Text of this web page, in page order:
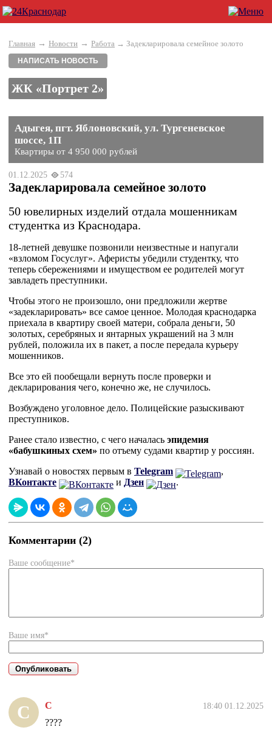
Главная → Новости → Работа → Задекларировала семейное золото
НАПИСАТЬ НОВОСТЬ
ЖК «Портрет 2»
Адыгея, пгт. Яблоновский, ул. Тургеневское
шоссе, 1П
Квартиры от 4 950 000 рублей
01.12.2025 574
Задекларировала семейное золото
50 ювелирных изделий отдала мошенникам
студентка из Краснодара.
18-летней девушке позвонили неизвестные и напугали
«взломом Госуслуг». Аферисты убедили студентку, что
теперь сбережениями и имуществом ее родителей могут
завладеть преступники.
Чтобы этого не произошло, они предложили жертве
«задекларировать» все самое ценное. Молодая краснодарка
приехала в квартиру своей матери, собрала деньги, 50
золотых, серебряных и янтарных украшений на 3 млн
рублей, положила их в пакет, а после передала курьеру
мошенников.
Все это ей пообещали вернуть после проверки и
декларирования чего, конечно же, не случилось.
Возбуждено уголовное дело. Полицейские разыскивают
преступников.
Ранее стало известно, с чего началась эпидемия
«бабушкиных схем» по отъему судами квартир у россиян.
Узнавай о новостях первым в Telegram
,
ВКонтакте
и Дзен .
Комментарии (2)
Ваше сообщение*
Ваше имя*
С С 18:40 01.12.2025
????